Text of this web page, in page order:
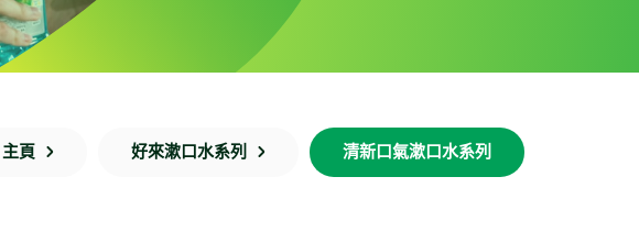
主頁 好來漱口水系列 清新口氣漱口水系列